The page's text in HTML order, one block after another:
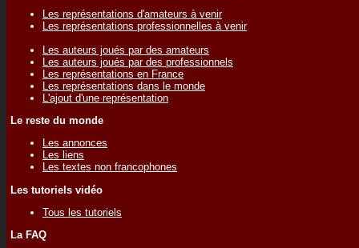
Les représentations d'amateurs à venir
Les représentations professionnelles à venir
Les auteurs joués par des amateurs
Les auteurs joués par des professionnels
Les représentations en France
Les représentations dans le monde
L'ajout d'une représentation
Le reste du monde
Les annonces
Les liens
Les textes non francophones
Les tutoriels vidéo
Tous les tutoriels
La FAQ